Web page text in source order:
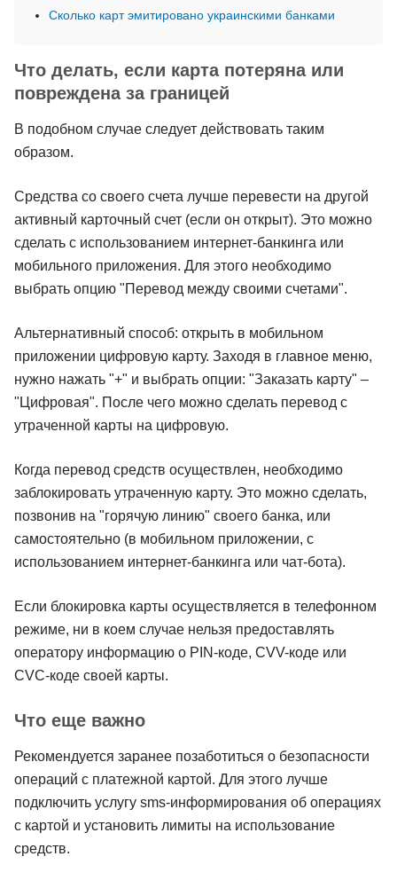
Сколько карт эмитировано украинскими банками
Что делать, если карта потеряна или
повреждена за границей
В подобном случае следует действовать таким
образом.
Средства со своего счета лучше перевести на другой
активный карточный счет (если он открыт). Это можно
сделать с использованием интернет-банкинга или
мобильного приложения. Для этого необходимо
выбрать опцию "Перевод между своими счетами".
Альтернативный способ: открыть в мобильном
приложении цифровую карту. Заходя в главное меню,
нужно нажать "+" и выбрать опции: "Заказать карту" –
"Цифровая". После чего можно сделать перевод с
утраченной карты на цифровую.
Когда перевод средств осуществлен, необходимо
заблокировать утраченную карту. Это можно сделать,
позвонив на "горячую линию" своего банка, или
самостоятельно (в мобильном приложении, с
использованием интернет-банкинга или чат-бота).
Если блокировка карты осуществляется в телефонном
режиме, ни в коем случае нельзя предоставлять
оператору информацию о PIN-коде, CVV-коде или
CVC-коде своей карты.
Что еще важно
Рекомендуется заранее позаботиться о безопасности
операций с платежной картой. Для этого лучше
подключить услугу sms-информирования об операциях
с картой и установить лимиты на использование
средств.